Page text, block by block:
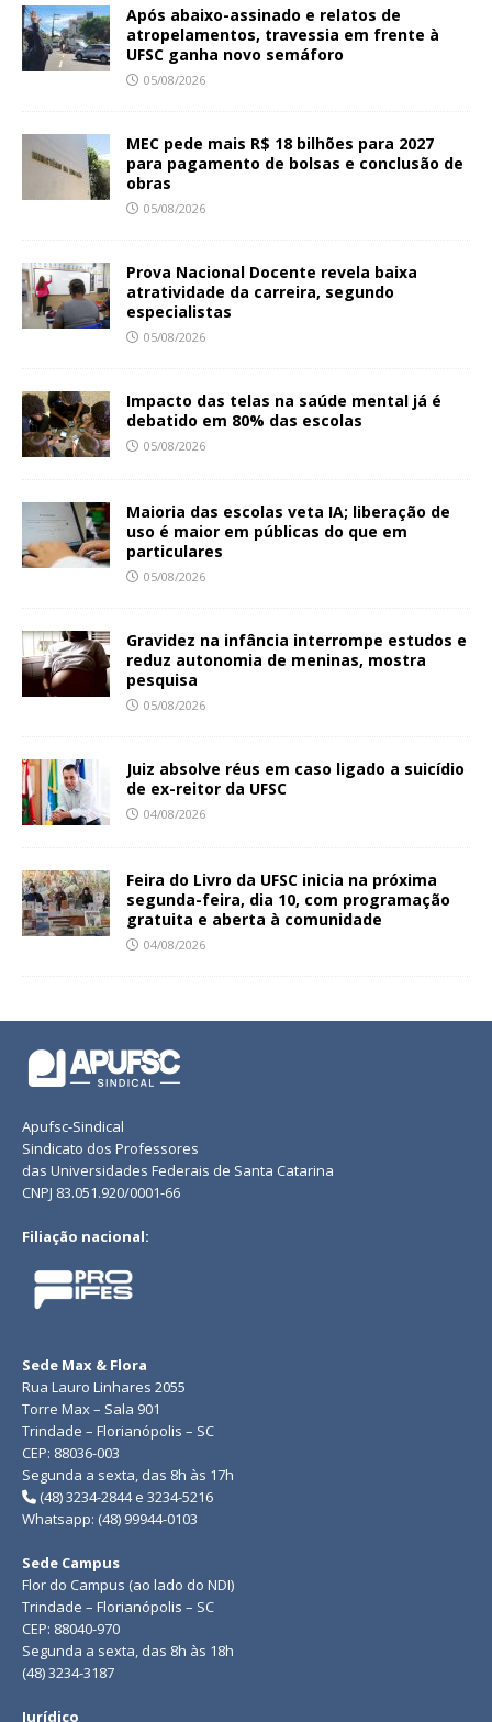
Após abaixo-assinado e relatos de
atropelamentos, travessia em frente à
UFSC ganha novo semáforo
05/08/2026
MEC pede mais R$ 18 bilhões para 2027
para pagamento de bolsas e conclusão de
obras
05/08/2026
Prova Nacional Docente revela baixa
atratividade da carreira, segundo
especialistas
05/08/2026
Impacto das telas na saúde mental já é
debatido em 80% das escolas
05/08/2026
Maioria das escolas veta IA; liberação de
uso é maior em públicas do que em
particulares
05/08/2026
Gravidez na infância interrompe estudos e
reduz autonomia de meninas, mostra
pesquisa
05/08/2026
Juiz absolve réus em caso ligado a suicídio
de ex-reitor da UFSC
04/08/2026
Feira do Livro da UFSC inicia na próxima
segunda-feira, dia 10, com programação
gratuita e aberta à comunidade
04/08/2026
Apufsc-Sindical
Sindicato dos Professores
das Universidades Federais de Santa Catarina
CNPJ 83.051.920/0001-66
Filiação nacional:
Sede Max & Flora
Rua Lauro Linhares 2055
Torre Max – Sala 901
Trindade – Florianópolis – SC
CEP: 88036-003
Segunda a sexta, das 8h às 17h
(48) 3234-2844 e 3234-5216
Whatsapp: (48) 99944-0103
Sede Campus
Flor do Campus (ao lado do NDI)
Trindade – Florianópolis – SC
CEP: 88040-970
Segunda a sexta, das 8h às 18h
(48) 3234-3187
Jurídico